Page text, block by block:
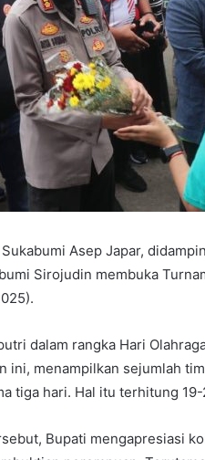
Asep Japar,
Sirojudin membuka
dalam rangka Hari
ini, menampilkan sejumlah
tiga hari. Hal itu terhitung
Bupati mengapresiasi